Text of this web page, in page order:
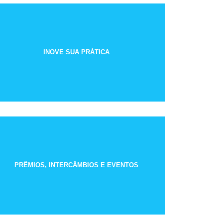
INOVE SUA PRÁTICA
PRÊMIOS, INTERCÂMBIOS E EVENTOS